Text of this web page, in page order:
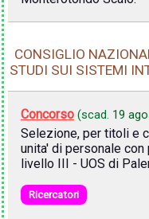
CONSIGLIO
STUDI SUI SISTEMI
Concorso (scad. 19
Selezione, per titoli e
unita' di personale
livello III - UOS di
Ricercatori